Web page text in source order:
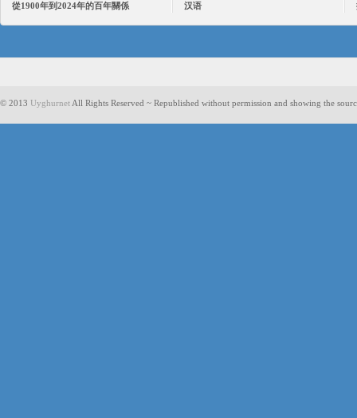
從1900年到2024年的百年關係
汉语
© 2013 Uyghurnet All Rights Reserved ~ Republished without permission and showing the